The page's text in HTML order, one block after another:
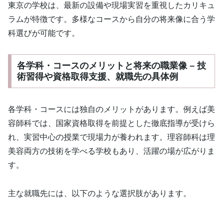
東京の学校は、最新の設備や現場実習を重視したカリキュ
ラムが特徴です。多様なコースから自分の将来像に合う学
科選びが可能です。
各学科・コースのメリットと将来の職業像 – 技
術習得や資格取得支援、就職先の具体例
各学科・コースには独自のメリットがあります。例えば美
容師科では、国家資格取得を前提とした徹底指導が受けら
れ、実習中心の授業で現場力が養われます。理容師科は理
美容両方の技術を学べる学校もあり、活躍の場が広がりま
す。
主な就職先には、以下のような選択肢があります。